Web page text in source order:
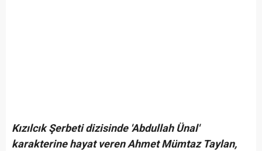
Kızılcık Şerbeti dizisinde 'Abdullah Ünal'
karakterine hayat veren Ahmet Mümtaz Taylan,